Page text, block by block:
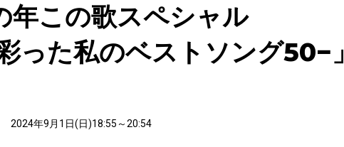
年この歌スペシャル
った私のベストソング50−」
2024年9月1日(日)18:55～20:54